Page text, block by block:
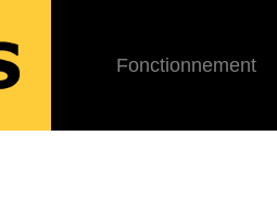
Fonctionnement